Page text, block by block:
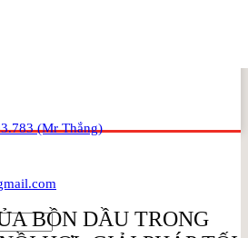
(Mr Thắng)
BỒN DẦU TRONG